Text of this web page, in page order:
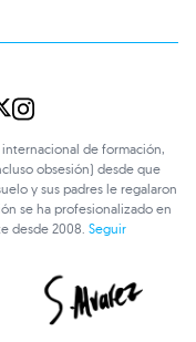
de formación,
obsesión) desde que
y sus padres le regalaron
se ha profesionalizado en
desde 2008.Seguir